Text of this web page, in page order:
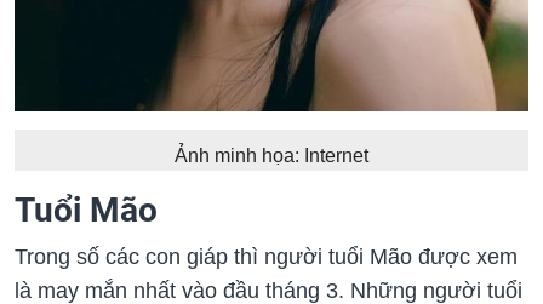
Ảnh minh họa: Internet
Tuổi Mão
Trong số các con giáp thì người tuổi Mão được xem
là may mắn nhất vào đầu tháng 3. Những người tuổi